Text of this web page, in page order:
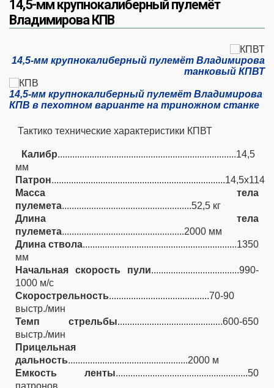
14,5-мм крупнокалиберный пулемёт
Владимирова КПВ
14,5-мм крупнокалиберный пулемёт Владимирова
танковый КПВТ
14,5-мм крупнокалиберный пулемёт Владимирова
КПВ в пехотном варианте на триножном станке
Тактико технические характеристики КПВТ
Калибр.........................................................................14,5
мм
Патрон.......................................................................14,5х114
Масса тела
пулемета.....................................................52,5 кг
Длина тела
пулемета..................................................2000 мм
Длина ствола...............................................................1350
мм
Начальная скорость пули....................................990-
1000 м/с
Скорострельность.........................................70-90
выстр./мин
Темп стрельбы...........................................600-650
выстр./мин
Прицельная
дальность.................................................2000 м
Емкость ленты......................................................50
патронов